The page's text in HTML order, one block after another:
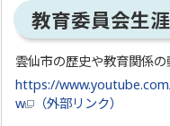
教育委員会生
雲仙市の歴史や教育関係の
https://
w
（外部リンク）